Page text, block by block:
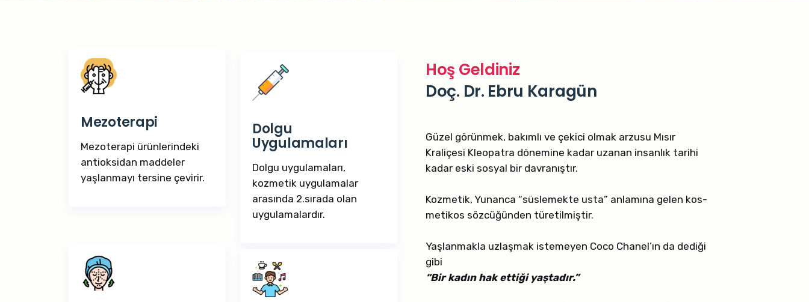
Mezoterapi
Mezoterapi ürünlerindeki
antioksidan maddeler
yaşlanmayı tersine çevirir.
Dolgu
Uygulamaları
Dolgu uygulamaları,
kozmetik uygulamalar
arasında 2.sırada olan
uygulamalardır.
Hoş Geldiniz
Doç. Dr. Ebru Karagün
Güzel görünmek, bakımlı ve çekici olmak arzusu Mısır
Kraliçesi Kleopatra dönemine kadar uzanan insanlık tarihi
kadar eski sosyal bir davranıştır.
Kozmetik, Yunanca “süslemekte usta” anlamına gelen kos-
metikos sözcüğünden türetilmiştir.
Yaşlanmakla uzlaşmak istemeyen Coco Chanel’ın da dediği
gibi
“Bir kadın hak ettiği yaştadır.”